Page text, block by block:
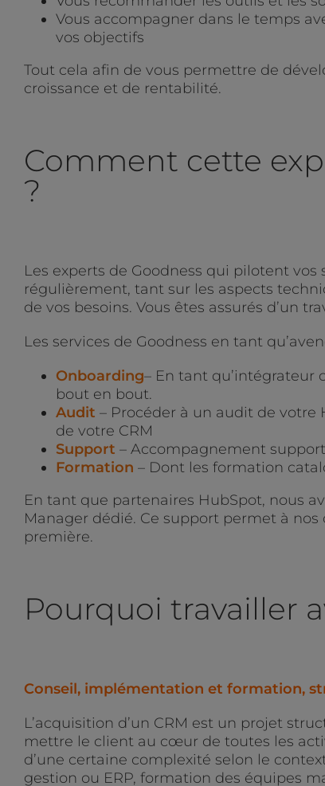
Vous accompagner dans le temps
vos objectifs
Tout cela afin de vous permettre de
croissance et de rentabilité.
Comment cette
?
Les experts de Goodness qui pilotent
régulièrement, tant sur les aspects
de vos besoins. Vous êtes assurés d’un
Les services de Goodness en tant
Onboarding– En tant qu’intégrateur
bout en bout.
Audit – Procéder à un audit de votre
de votre CRM
Support – Accompagnement
Formation – Dont les formation
En tant que partenaires HubSpot, nous
Manager dédié. Ce support permet à
première.
Pourquoi travailler
Conseil, implémentation et formation,
L’acquisition d’un CRM est un projet
mettre le client au cœur de toutes les
d’une certaine complexité selon le
gestion ou ERP, formation des équipes